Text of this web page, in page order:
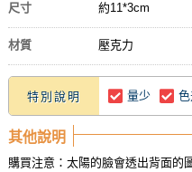
尺寸 約11*3cm
材質 壓克力
特別說明 量少
其他說明
購買注意：太陽的臉會透出背面的